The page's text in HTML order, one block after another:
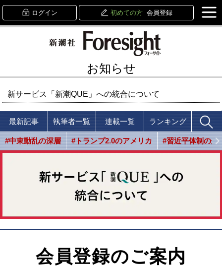
ログイン 初めての方 会員登録
お知らせ
新サービス「新潮QUE」への統合について
最新記事 執筆者一覧 連載一覧 ランキング
#中東動乱の深層 #トランプ2.0のアメリカ #習近平体制の光
会員登録のご案内